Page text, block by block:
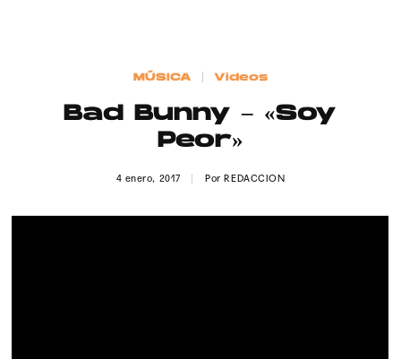
Publicidad
MÚSICA Videos
Bad Bunny – «Soy
Peor»
4 enero, 2017 PorREDACCION